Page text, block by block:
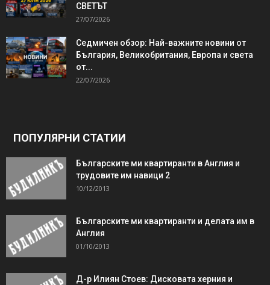
СВЕТЪТ
27/07/2026
Седмичен обзор: Най-важните новини от
България, Великобритания, Европа и света
от...
22/07/2026
ПОПУЛЯРНИ СТАТИИ
Българските ми квартиранти в Англия и
трудовите им навици 2
10/12/2013
Българските ми квартиранти и делата им в
Англия
01/10/2013
Д-р Илиян Стоев: Дисковата херния и